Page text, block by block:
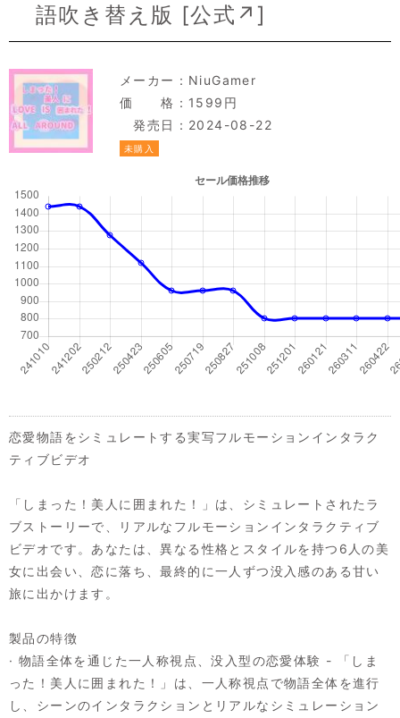
語吹き替え版 [公式↗]
メーカー： NiuGamer
価 格：1599円
発売日：2024-08-22
未購入
恋愛物語をシミュレートする実写フルモーションインタラク
ティブビデオ
「しまった！美人に囲まれた！」は、シミュレートされたラ
ブストーリーで、リアルなフルモーションインタラクティブ
ビデオです。あなたは、異なる性格とスタイルを持つ6人の美
女に出会い、恋に落ち、最終的に一人ずつ没入感のある甘い
旅に出かけます。
製品の特徴
· 物語全体を通じた一人称視点、没入型の恋愛体験 - 「しま
った！美人に囲まれた！」は、一人称視点で物語全体を進行
し、シーンのインタラクションとリアルなシミュレーション